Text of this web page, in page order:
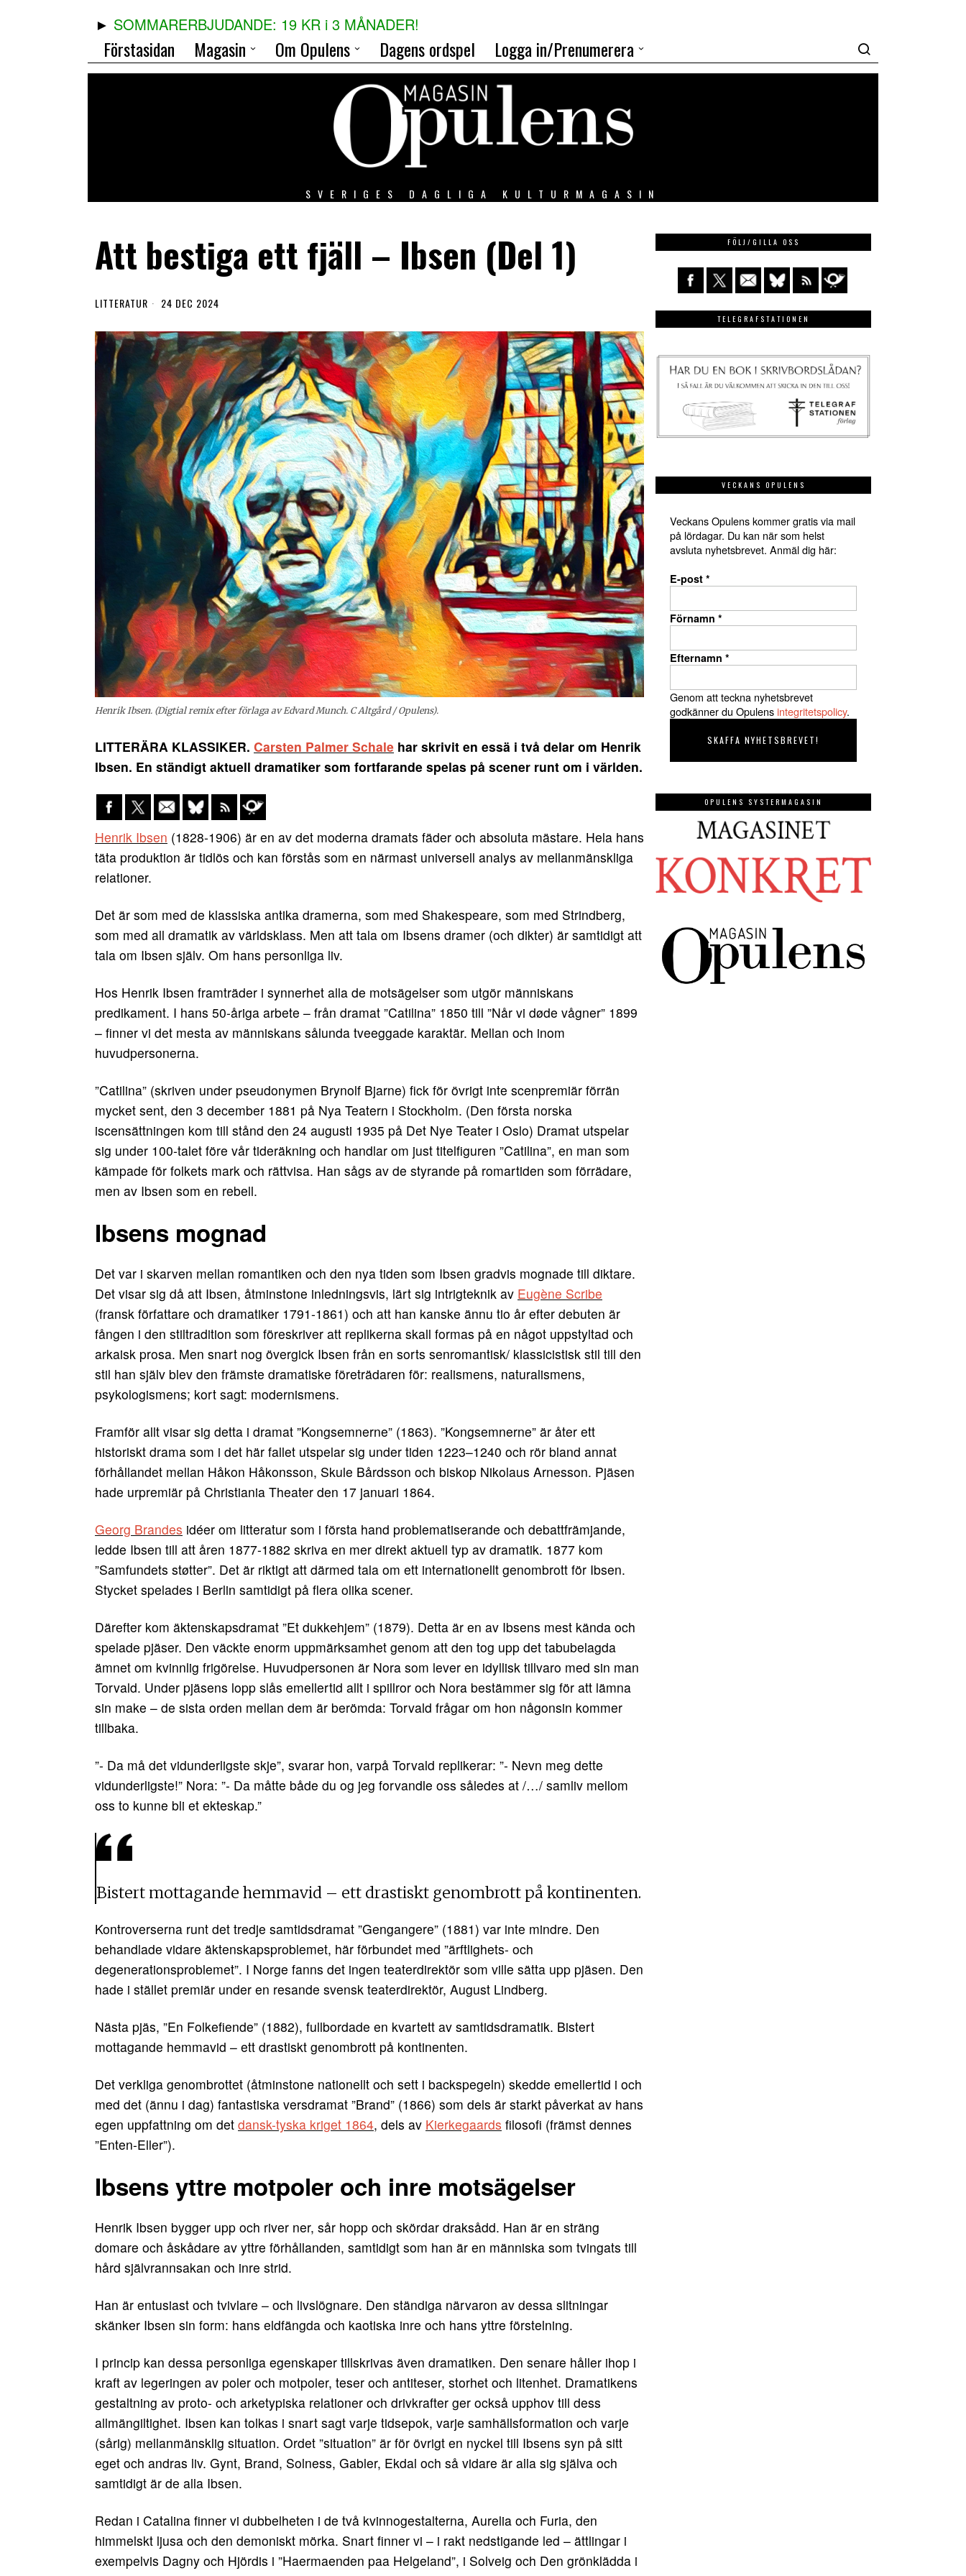
SOMMARERBJUDANDE: 19 KR i 3 MÅNADER!
Förstasidan Magasin Om Opulens Dagens ordspel Logga in/Prenumerera
SVERIGES DAGLIGA KULTURMAGASIN
Att bestiga ett fjäll – Ibsen (Del 1)
LITTERATUR 24 DEC 2024
Henrik Ibsen. (Digtial remix efter förlaga av Edvard Munch. C Altgård / Opulens).
LITTERÄRA KLASSIKER. Carsten Palmer Schale har skrivit en essä i två delar om Henrik
Ibsen. En ständigt aktuell dramatiker som fortfarande spelas på scener runt om i världen.
Henrik Ibsen (1828-1906) är en av det moderna dramats fäder och absoluta mästare. Hela hans
täta produktion är tidlös och kan förstås som en närmast universell analys av mellanmänskliga
relationer.
Det är som med de klassiska antika dramerna, som med Shakespeare, som med Strindberg,
som med all dramatik av världsklass. Men att tala om Ibsens dramer (och dikter) är samtidigt att
tala om Ibsen själv. Om hans personliga liv.
Hos Henrik Ibsen framträder i synnerhet alla de motsägelser som utgör människans
predikament. I hans 50-åriga arbete – från dramat ”Catilina” 1850 till ”Når vi døde vågner” 1899
– finner vi det mesta av människans sålunda tveeggade karaktär. Mellan och inom
huvudpersonerna.
”Catilina” (skriven under pseudonymen Brynolf Bjarne) fick för övrigt inte scenpremiär förrän
mycket sent, den 3 december 1881 på Nya Teatern i Stockholm. (Den första norska
iscensättningen kom till stånd den 24 augusti 1935 på Det Nye Teater i Oslo) Dramat utspelar
sig under 100-talet före vår tideräkning och handlar om just titelfiguren ”Catilina”, en man som
kämpade för folkets mark och rättvisa. Han sågs av de styrande på romartiden som förrädare,
men av Ibsen som en rebell.
Ibsens mognad
Det var i skarven mellan romantiken och den nya tiden som Ibsen gradvis mognade till diktare.
Det visar sig då att Ibsen, åtminstone inledningsvis, lärt sig intrigteknik av Eugène Scribe
(fransk författare och dramatiker 1791-1861) och att han kanske ännu tio år efter debuten är
fången i den stiltradition som föreskriver att replikerna skall formas på en något uppstyltad och
arkaisk prosa. Men snart nog övergick Ibsen från en sorts senromantisk/ klassicistisk stil till den
stil han själv blev den främste dramatiske företrädaren för: realismens, naturalismens,
psykologismens; kort sagt: modernismens.
Framför allt visar sig detta i dramat ”Kongsemnerne” (1863). ”Kongsemnerne” är åter ett
historiskt drama som i det här fallet utspelar sig under tiden 1223–1240 och rör bland annat
förhållandet mellan Håkon Håkonsson, Skule Bårdsson och biskop Nikolaus Arnesson. Pjäsen
hade urpremiär på Christiania Theater den 17 januari 1864.
Georg Brandes idéer om litteratur som i första hand problematiserande och debattfrämjande,
ledde Ibsen till att åren 1877-1882 skriva en mer direkt aktuell typ av dramatik. 1877 kom
”Samfundets støtter”. Det är riktigt att därmed tala om ett internationellt genombrott för Ibsen.
Stycket spelades i Berlin samtidigt på flera olika scener.
Därefter kom äktenskapsdramat ”Et dukkehjem” (1879). Detta är en av Ibsens mest kända och
spelade pjäser. Den väckte enorm uppmärksamhet genom att den tog upp det tabubelagda
ämnet om kvinnlig frigörelse. Huvudpersonen är Nora som lever en idyllisk tillvaro med sin man
Torvald. Under pjäsens lopp slås emellertid allt i spillror och Nora bestämmer sig för att lämna
sin make – de sista orden mellan dem är berömda: Torvald frågar om hon någonsin kommer
tillbaka.
”- Da må det vidunderligste skje”, svarar hon, varpå Torvald replikerar: ”- Nevn meg dette
vidunderligste!” Nora: ”- Da måtte både du og jeg forvandle oss således at /…/ samliv mellom
oss to kunne bli et ekteskap.”
Bistert mottagande hemmavid – ett drastiskt genombrott på kontinenten.
Kontroverserna runt det tredje samtidsdramat ”Gengangere” (1881) var inte mindre. Den
behandlade vidare äktenskapsproblemet, här förbundet med ”ärftlighets- och
degenerationsproblemet”. I Norge fanns det ingen teaterdirektör som ville sätta upp pjäsen. Den
hade i stället premiär under en resande svensk teaterdirektör, August Lindberg.
Nästa pjäs, ”En Folkefiende” (1882), fullbordade en kvartett av samtidsdramatik. Bistert
mottagande hemmavid – ett drastiskt genombrott på kontinenten.
Det verkliga genombrottet (åtminstone nationellt och sett i backspegeln) skedde emellertid i och
med det (ännu i dag) fantastiska versdramat ”Brand” (1866) som dels är starkt påverkat av hans
egen uppfattning om det dansk-tyska kriget 1864, dels av Kierkegaards filosofi (främst dennes
”Enten-Eller”).
Ibsens yttre motpoler och inre motsägelser
Henrik Ibsen bygger upp och river ner, sår hopp och skördar draksådd. Han är en sträng
domare och åskådare av yttre förhållanden, samtidigt som han är en människa som tvingats till
hård självrannsakan och inre strid.
Han är entusiast och tvivlare – och livslögnare. Den ständiga närvaron av dessa slitningar
skänker Ibsen sin form: hans eldfängda och kaotiska inre och hans yttre förstelning.
I princip kan dessa personliga egenskaper tillskrivas även dramatiken. Den senare håller ihop i
kraft av legeringen av poler och motpoler, teser och antiteser, storhet och litenhet. Dramatikens
gestaltning av proto- och arketypiska relationer och drivkrafter ger också upphov till dess
allmängiltighet. Ibsen kan tolkas i snart sagt varje tidsepok, varje samhällsformation och varje
(sårig) mellanmänsklig situation. Ordet ”situation” är för övrigt en nyckel till Ibsens syn på sitt
eget och andras liv. Gynt, Brand, Solness, Gabler, Ekdal och så vidare är alla sig själva och
samtidigt är de alla Ibsen.
Redan i Catalina finner vi dubbelheten i de två kvinnogestalterna, Aurelia och Furia, den
himmelskt ljusa och den demoniskt mörka. Snart finner vi – i rakt nedstigande led – ättlingar i
exempelvis Dagny och Hjördis i ”Haermaenden paa Helgeland”, i Solveig och Den grönklädda i
FÖLJ/GILLA OSS
TELEGRAFSTATIONEN
VECKANS OPULENS
Veckans Opulens kommer gratis via mail
på lördagar. Du kan när som helst
avsluta nyhetsbrevet. Anmäl dig här:
E-post *
Förnamn *
Efternamn *
Genom att teckna nyhetsbrevet
godkänner du Opulensintegritetspolicy.
OPULENS SYSTERMAGASIN